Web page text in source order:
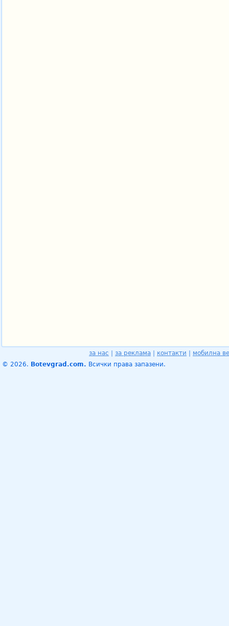
за нас за реклама контакти
мобилна
© 2026. Botevgrad.com. Всички права запазени.